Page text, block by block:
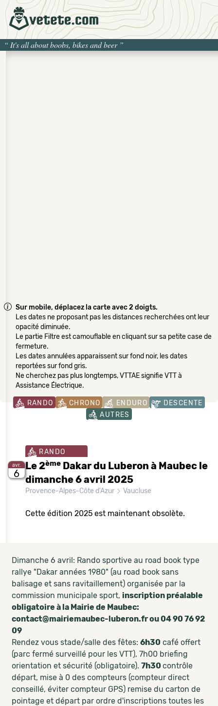
“ It's all about boobs, bikes and beer”
Sur mobile, déplacez la carte avec 2 doigts.
Les dates ne proposant pas les distances recherchées ont leur
opacité diminuée.
Le partie Filtre est camouflable en cliquant sur sa petite case de
fermeture.
Les dates annulées apparaissent sur fond noir, les dates
reportées sur fond gris.
Ne cherchez pas plus longtemps, VTTAE signifie VTT à
Assistance Électrique.
RANDO CHRONO ENDURO
DESCENTE
AUTRES
avr.
6
RANDO
Le 2ème Dakar du Luberon à Maubec le
dimanche 6 avril 2025
Provence-Alpes-Côte d'Azur Vaucluse
Cette édition 2025 est maintenant obsolète.
Dimanche 6 avril: Rando sportive au road book type
rallye "Dakar années 1980" (au road book sans
balisage et sans ravitaillement) organisée par la
commission municipale sport, inscription préalable
obligatoire à la Mairie de Maubec:
contact@mairiemaubec-luberon.fr ou 04 90 76 92
09
Rendez vous stade/salle des fêtes: 6h30 café offert
(parc fermé surveillé pour les VTT), 7h00 briefing
orientation et sécurité (obligatoire). 7h30contrôle
départ, mise à 0 des compteurs (compteur direct
conseillé, éviter compteur GPS) remise du carton de
pointage et départ par ordre d'inscriptions toutes les